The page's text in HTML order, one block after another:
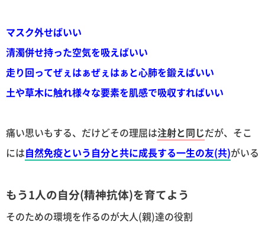
マスク外せばいい
清濁併せ持った空気を吸えばいい
走り回ってぜぇはぁぜぇはぁと心肺を鍛えばいい
土や草木に触れ様々な要素を肌感で吸収すればいい
痛い思いもする、だけどその理屈は注射と同じだが、そこ
には自然免疫という自分と共に成長する一生の友(共)がいる
もう1人の自分(精神抗体)を育てよう
そのための環境を作るのが大人(親)達の役割